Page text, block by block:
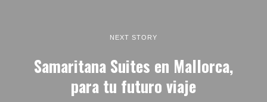
NEXT STORY
Samaritana Suites en Mallorca,
para tu futuro viaje